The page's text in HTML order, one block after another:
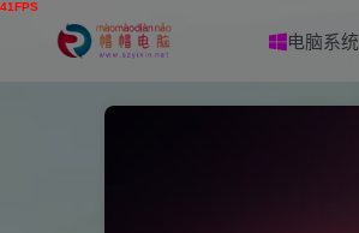
电脑系统